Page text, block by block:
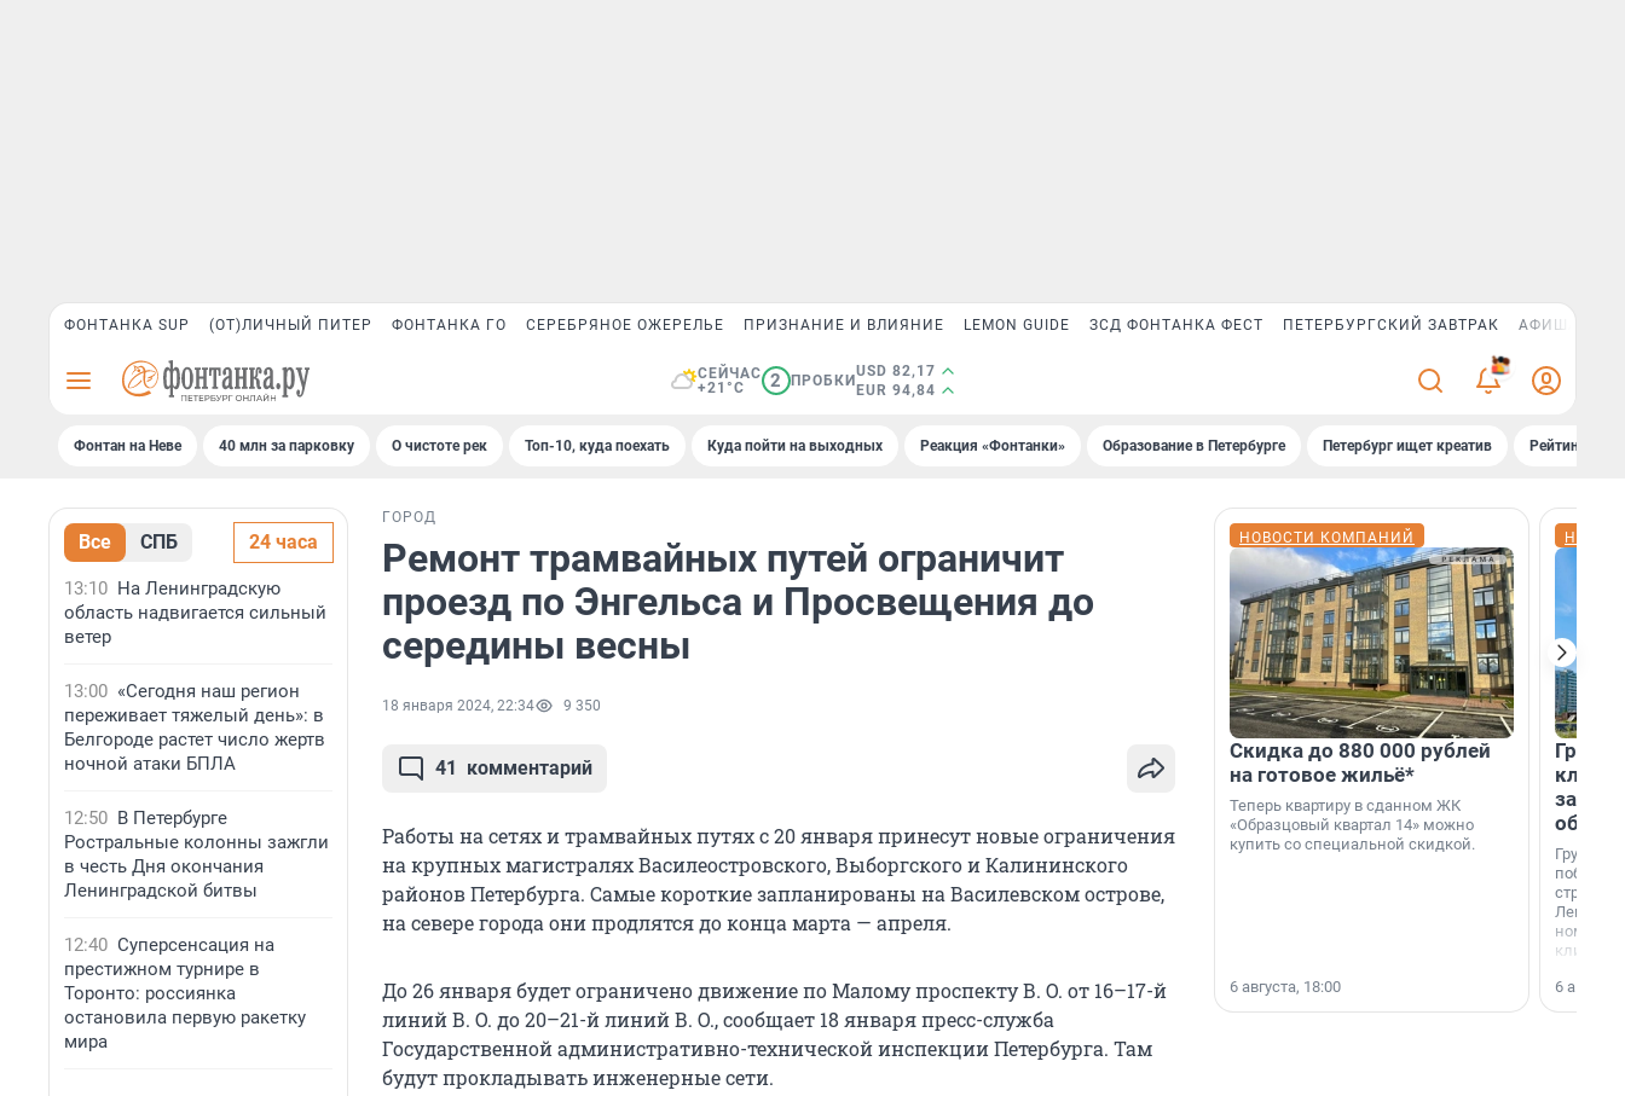
ФОНТАНКА SUP (ОТ)ЛИЧНЫЙ ПИТЕР ФОНТАНКА ГО СЕРЕБРЯНОЕ ОЖЕРЕЛЬЕ ПРИЗНАНИЕ И ВЛИЯНИЕ LEMON GUIDE ЗСД ФОНТАНКА ФЕСТ ПЕТЕРБУРГСКИЙ ЗАВТРАК АФИША PLUS
СЕЙЧАС
+21°C
2 ПРОБКИ
USD 82,17
EUR 94,84
3
Фонтан на Неве 40 млн за парковку О чистоте рек Топ-10, куда поехать Куда пойти на выходных Реакция «Фонтанки» Образование в Петербурге Петербург ищет креатив Рейтинги
Все СПБ 24 часа
13:10 На Ленинградскую
область надвигается сильный
ветер
13:00 «Сегодня наш регион
переживает тяжелый день»: в
Белгороде растет число жертв
ночной атаки БПЛА
12:50 В Петербурге
Ростральные колонны зажгли
в честь Дня окончания
Ленинградской битвы
12:40 Суперсенсация на
престижном турнире в
Торонто: россиянка
остановила первую ракетку
мира
ГОРОД
Ремонт трамвайных путей ограничит
проезд по Энгельса и Просвещения до
середины весны
18 января 2024, 22:34 9 350
41 комментарий
Работы на сетях и трамвайных путях с 20 января принесут новые ограничения
на крупных магистралях Василеостровского, Выборгского и Калининского
районов Петербурга. Самые короткие запланированы на Василевском острове,
на севере города они продлятся до конца марта — апреля.
До 26 января будет ограничено движение по Малому проспекту В. О. от 16–17-й
линий В. О. до 20–21-й линий В. О., сообщает 18 января пресс-служба
Государственной административно-технической инспекции Петербурга. Там
будут прокладывать инженерные сети.
НОВОСТИ КОМПАНИЙ
Скидка до 880 000 рублей
на готовое жильё*
Теперь квартиру в сданном ЖК
«Образцовый квартал 14» можно
купить со специальной скидкой.
6 августа, 18:00
Группа
области».
6